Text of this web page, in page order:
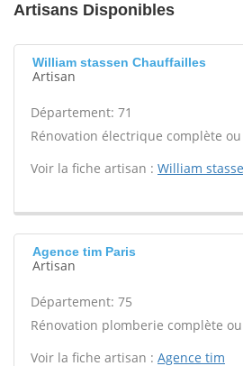
Artisans Disponibles
William stassen Chauffailles
Artisan
Département: 71
Rénovation électrique complète
Voir la fiche artisan : William
Agence tim Paris
Artisan
Département: 75
Rénovation plomberie complète
Voir la fiche artisan : Agence tim